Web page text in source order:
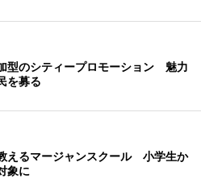
型のシティープロモーション 魅力
を募る
えるマージャンスクール 小学生か
象に